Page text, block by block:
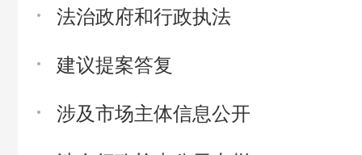
法治政府和行政执法
建议提案答复
涉及市场主体信息公开